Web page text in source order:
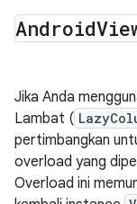
Android
Jika Anda
Lambat (
pertimbangkan
overload yang
Overload ini